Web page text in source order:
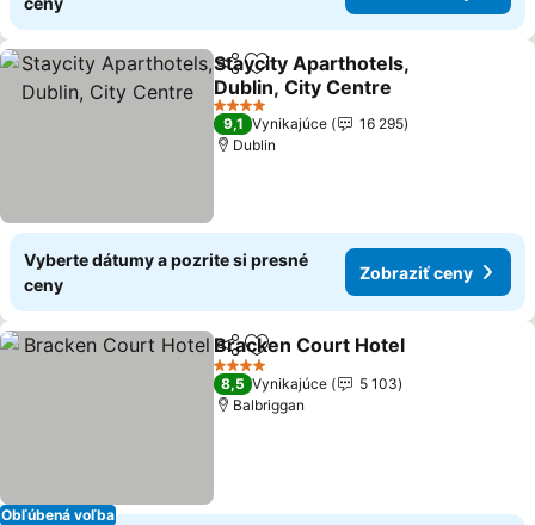
ZdieľaťPridať do obľúbených
Staycity Aparthotels,
Dublin, City Centre
Zobraziť ceny
4 Počet hviezdičiek
9,1 Vynikajúce
16 295
Dublin
Vyberte dátumy a pozrite si presné
ceny
Zobraziť ceny
Obľúbená voľba
ZdieľaťPridať do obľúbených
Bracken Court Hotel
4 Počet hviezdičiek
8,5 Vynikajúce
5 103
Balbriggan